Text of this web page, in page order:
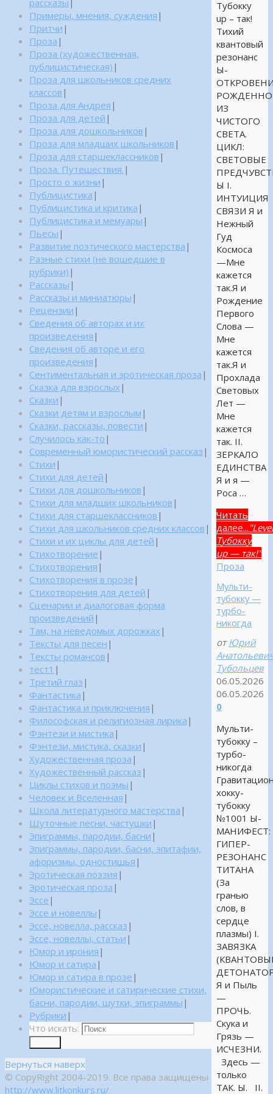
Тубокку
up – так!
Тихий
квантовый
резонанс
Ы-
ИЗ
ЧИСТОГО
СВЕТА.
ЦИКЛ:
СВЕТОВЫЕ
Ы I.
ИНТУИЦИЯ
СВЯЗИ Я и
Нежный
Гуд
Космоса
—Мне
кажется
так.Я и
Рождение
Первого
Слова —
Мне
кажется
так.Я и
Прохлада
Световых
Лет —
Мне
кажется
так. II.
ЗЕРКАЛО
ЕДИНСТВА
Я и я —
Роса …
Читать
далее...
Тубокку
up — так!"
Проза
Мульти-
тубокку —
турбо-
никогда
от Юрий
Тубольцев
06.05.2026
06.05.2026
0
Мульти-
тубокку –
турбо-
никогда
хокку-
тубокку
№1001 Ы-
МАНИФЕСТ:
ГИПЕР-
РЕЗОНАНС
ТИТАНА
(За
гранью
слов, в
сердце
плазмы) I.
ЗАВЯЗКА
Я и Пыль
—
ПРОЧЬ.
Скука и
Грязь —
ИСЧЕЗНИ.
Здесь —
только
ТАК. Ы. II.
Примеры, мнения, суждения |
Притчи |
Проза |
Проза (художественная,
публицистическая) |
Проза для школьников средних
классов |
Проза для Андрея |
Проза для детей |
Проза для дошкольников |
Проза для младших школьников |
Проза для старшеклассников |
Проза. Путешествия. |
Просто о жизни |
Публицистика |
Публицистика и критика |
Публицистика и мемуары |
Пьесы |
Развитие поэтического мастерства |
Разные стихи (не вошедшие в
рубрики) |
Рассказы |
Рассказы и миниатюры |
Рецензии |
Сведения об авторах и их
произведения |
Сведения об авторе и его
произведения |
Сентиментальная и эротическая проза |
Сказка для взрослых |
Сказки |
Сказки детям и взрослым |
Сказки, рассказы, повести |
Случилось как-то |
Современный юмористический рассказ |
Стихи |
Стихи для детей |
Стихи для дошкольников |
Стихи для младших школьников |
Стихи для старшеклассников |
Стихи для школьников средних классов |
Стихи и их циклы для детей |
Стихотворение |
Стихотворения |
Стихотворения в прозе |
Стихотворения для детей |
Сценарии и диалоговая форма
произведений |
Там, на неведомых дорожках |
Тексты для песен |
Тексты романсов |
тест1 |
Третий глаз |
Фантастика |
Фантастика и приключения |
Философская и религиозная лирика |
Фэнтези и мистика |
Фэнтези, мистика, сказки |
Художественная проза |
Художественный рассказ |
Циклы стихов и поэмы |
Человек и Вселенная |
Школа литературного мастерства |
Шуточные песни, частушки |
Эпиграммы, пародии, басни |
Эпиграммы, пародии, басни, эпитафии,
афоризмы, одностишья |
Эротическая поэзия |
Эротическая проза |
Эссе |
Эссе и новеллы |
Эссе, новелла, рассказ |
Эссе, новеллы, статьи |
Юмор и ирония |
Юмор и сатира |
Юмор и сатира в прозе |
Юмористические и сатирические стихи,
басни, пародии, шутки, эпиграммы |
Рубрики |
Что искать:
Вернуться наверх
© CopyRight 2004-2019. Все права защищены
http://www.litkonkurs.ru/